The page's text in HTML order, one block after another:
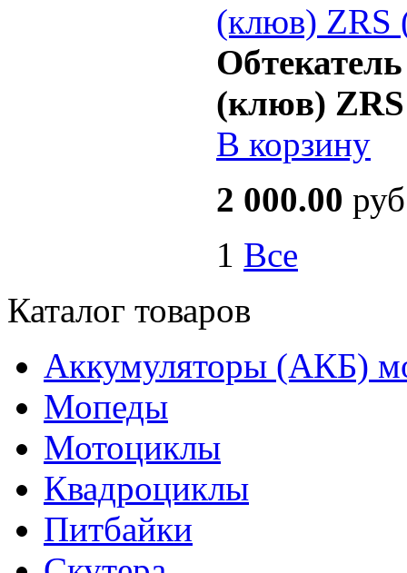
(клюв) ZRS
(клюв)
В корзину
2 000.00
1 Все
Каталог товаров
Аккумуляторы (АКБ)
Мопеды
Мотоциклы
Квадроциклы
Питбайки